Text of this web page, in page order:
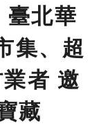
臺北華
集、超
者 邀
藏